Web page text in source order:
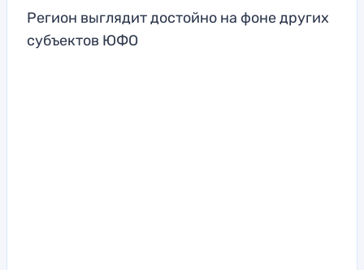
Регион выглядит достойно на фоне других
субъектов ЮФО